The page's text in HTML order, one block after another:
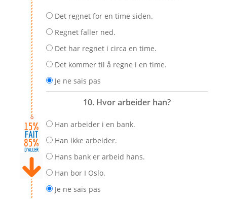
Det regnet for en time siden.
Regnet faller ned.
Det har regnet i circa en time.
Det kommer til å regne i en time.
Je ne sais pas
10. Hvor arbeider han?
Han arbeider i en bank.
Han ikke arbeider.
Hans bank er arbeid hans.
Han bor I Oslo.
Je ne sais pas